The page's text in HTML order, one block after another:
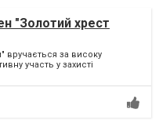
"Золотий хрест
вручається за високу
участь у захисті